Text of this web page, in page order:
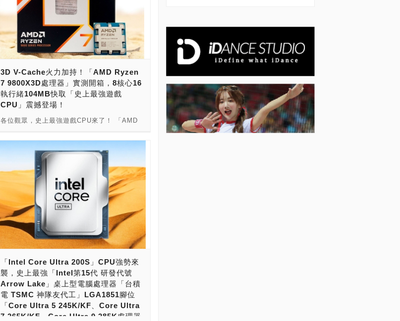
執行緒，3D V-Cache只有104MB（96MB＋
有12核心24執行緒，3D V-Cache有
140MB（128MB＋12MB），Ryzen 9
9950X3D，具備16核心32執行緒，3D V-
Cache有144MB（128MB＋16MB），擁有更
強大的戰鬥力。 在Ryzen 9 9900X3D、
9950X3D加入戰局之後，Ryzen 9000 X3D處
理器可以說是全員到齊。全新Zen 5世代的3D
V-Cache處理器，不僅擁有高人一等大容量快
取，搭配散熱性能強大的一體式水冷散熱器，
能。 玩家們，錢包準備好了嗎？史上最強大遊
戲處理器Ryzen 9 9950X3D處理器到底有厲
害？戰鬥力表現如何？接下來，就讓我們來揭
開它神秘的面紗！ 隨著AMD持續創新，終於
迎來了Zen 5架構的更新。桌上型電腦部份，
則是推出了全新Ryzen 9000系列處理器。 桌
上型Ryzen 9000系列處理器的話，與Ryzen
7000系列處理器相同，第一波推出的是X系
列，有四顆處理器，是可以超頻版本，分別是
Ryzen 5 9600X、Ryzen 7 9700X、Ryzen 9
9900X與Ryzen 9 9950X。第二波，則是推出
了X3D系列，搶先推出的則是Ryzen 7
9800X3D，後續也會有其他型號推出。第三
波，預計則會推出一般系列，則是不支援超頻
版本。 對應主機板的話，跟著Ryzen 9000系
列處理器一同發表的，有AMD 800系列主機
3D V-Cache火力加持！「AMD Ryzen
7 9800X3D處理器」實測開箱，8核心16
執行緒104MB快取「史上最強遊戲
CPU」震撼登場！
各位觀眾，史上最強遊戲CPU來了！ 「AMD
代的X3D CPU，採用了Zen5架構。Ryzen 7
9800X3D，核心運算單元使用台積電TSMC 4
奈米FinFET製程，IO單元使用台積電TSMC 6
奈米FinFET製程，為AM5腳位設計，採用8核
心16執行緒架構，基本時脈為4.7GHz，最大
超頻時脈達5.2GHz，L1快取為640KB，L2快
取為8MB，並具備3D V-Cahe，L3快取為
96MB。電源設計功耗TDP為120W，CPU為
盒裝無附贈散熱器，可以使用一般空冷散熱器
就能解決，也支援使用一體式水冷散熱器。
Ryzen 7 9800X3D，與前一代Ryzen 7
7800X3D最大的不同，則是支援了超頻，而且
對應了新款AMD 800系列晶片組主機板，舊款
AMD 600系列晶片組主機板也相容。 比起自
家前一代Ryzen 7 7800X3D，遊戲更快最高
可達126％。比起競爭對手Core Ultrea
285K，遊戲更快最高可達159％。產品預計
「Intel Core Ultra 200S」CPU強勢來
襲，史上最強「Intel第15代 研發代號
Arrow Lake」桌上型電腦處理器「台積
電 TSMC 神隊友代工」LGA1851腳位
「Core Ultra 5 245K/KF、Core Ultra
7 265K/KF、Core Ultra 9 285K處理器